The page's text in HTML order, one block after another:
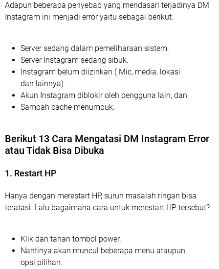
Adapun beberapa penyebab yang mendasari terjadinya DM
Instagram ini menjadi error yaitu sebagai berikut:
Server sedang dalam pemeliharaan sistem.
Server Instagram sedang sibuk.
Instagram belum diizinkan ( Mic, media, lokasi
dan lainnya).
Akun Instagram diblokir oleh pengguna lain, dan
Sampah cache menumpuk.
Berikut 13 Cara Mengatasi DM Instagram Error
atau Tidak Bisa Dibuka
1. Restart HP
Hanya dengan merestart HP, suruh masalah ringan bisa
teratasi. Lalu bagaimana cara untuk merestart HP tersebut?
Klik dan tahan tombol power.
Nantinya akan muncul beberapa menu ataupun
opsi pilihan.